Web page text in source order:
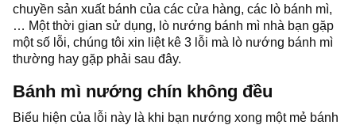
chuyền sản xuất bánh của các cửa hàng, các lò bánh mì,
… Một thời gian sử dụng, lò nướng bánh mì nhà bạn gặp
một số lỗi, chúng tôi xin liệt kê 3 lỗi mà lò nướng bánh mì
thường hay gặp phải sau đây.
Bánh mì nướng chín không đều
Biểu hiện của lỗi này là khi bạn nướng xong một mẻ bánh